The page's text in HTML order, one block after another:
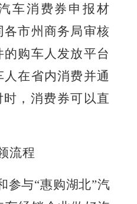
车消费券申报材
市州商务局审核
购车人发放平台
在省内消费并通
时，消费券可以直
流程
参与“惠购湖北”汽